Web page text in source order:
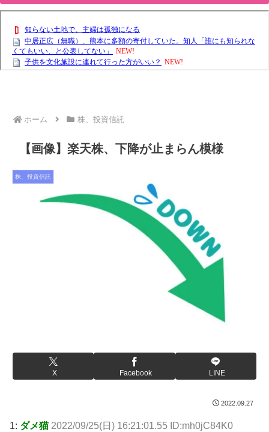
ホーム 株、投資信託
【画像】楽天株、下降が止まらん模様
株、投資信託
X Facebook LINE
2022.09.27
1: ダメ猫 2022/09/25(日) 16:21:01.55 ID:mh0jC84K0